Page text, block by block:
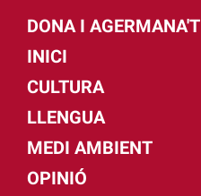
DONA I AGERMANA'T
INICI
CULTURA
LLENGUA
MEDI AMBIENT
OPINIÓ